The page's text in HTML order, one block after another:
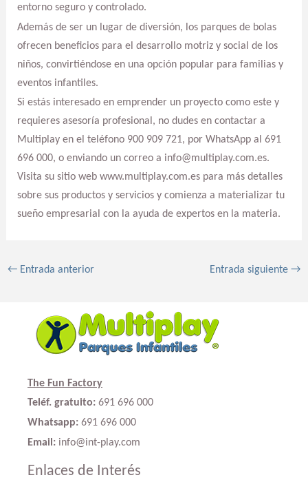
entorno seguro y controlado.
Además de ser un lugar de diversión, los parques de bolas
ofrecen beneficios para el desarrollo motriz y social de los
niños, convirtiéndose en una opción popular para familias y
eventos infantiles.
Si estás interesado en emprender un proyecto como este y
requieres asesoría profesional, no dudes en contactar a
Multiplay en el teléfono 900 909 721, por WhatsApp al 691
696 000, o enviando un correo a info@multiplay.com.es.
Visita su sitio web www.multiplay.com.es para más detalles
sobre sus productos y servicios y comienza a materializar tu
sueño empresarial con la ayuda de expertos en la materia.
←Entrada anterior Entrada siguiente→
The Fun Factory
Teléf. gratuito: 691 696 000
Whatsapp: 691 696 000
Email: info@int-play.com
Enlaces de Interés